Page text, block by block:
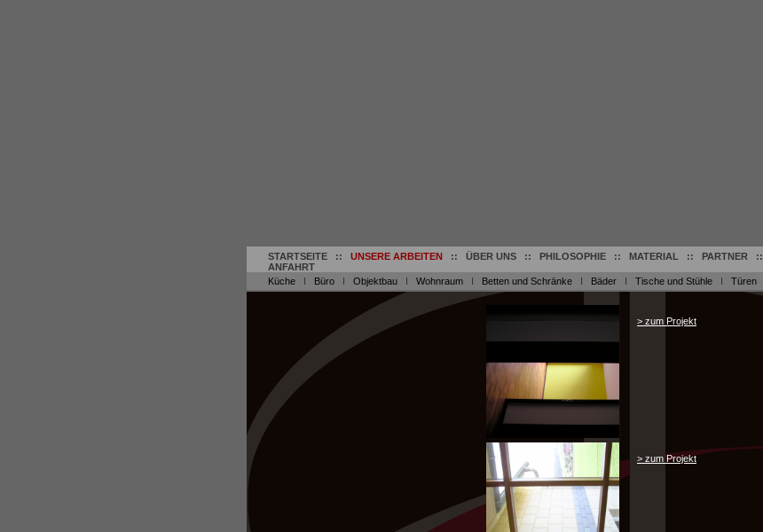
STARTSEITE :: UNSERE ARBEITEN :: ÜBER UNS :: PHILOSOPHIE :: MATERIAL :: PARTNER ::
ANFAHRT
Küche
I Büro I Objektbau I Wohnraum I Betten und Schränke I Bäder I Tische und Stühle I Türen
> zum Projekt
> zum Projekt